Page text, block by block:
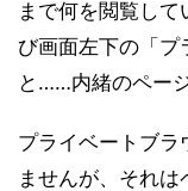
まで何を閲覧し
び画面左下の「プ
と……内緒のペー
プライベートブラ
ませんが、それ